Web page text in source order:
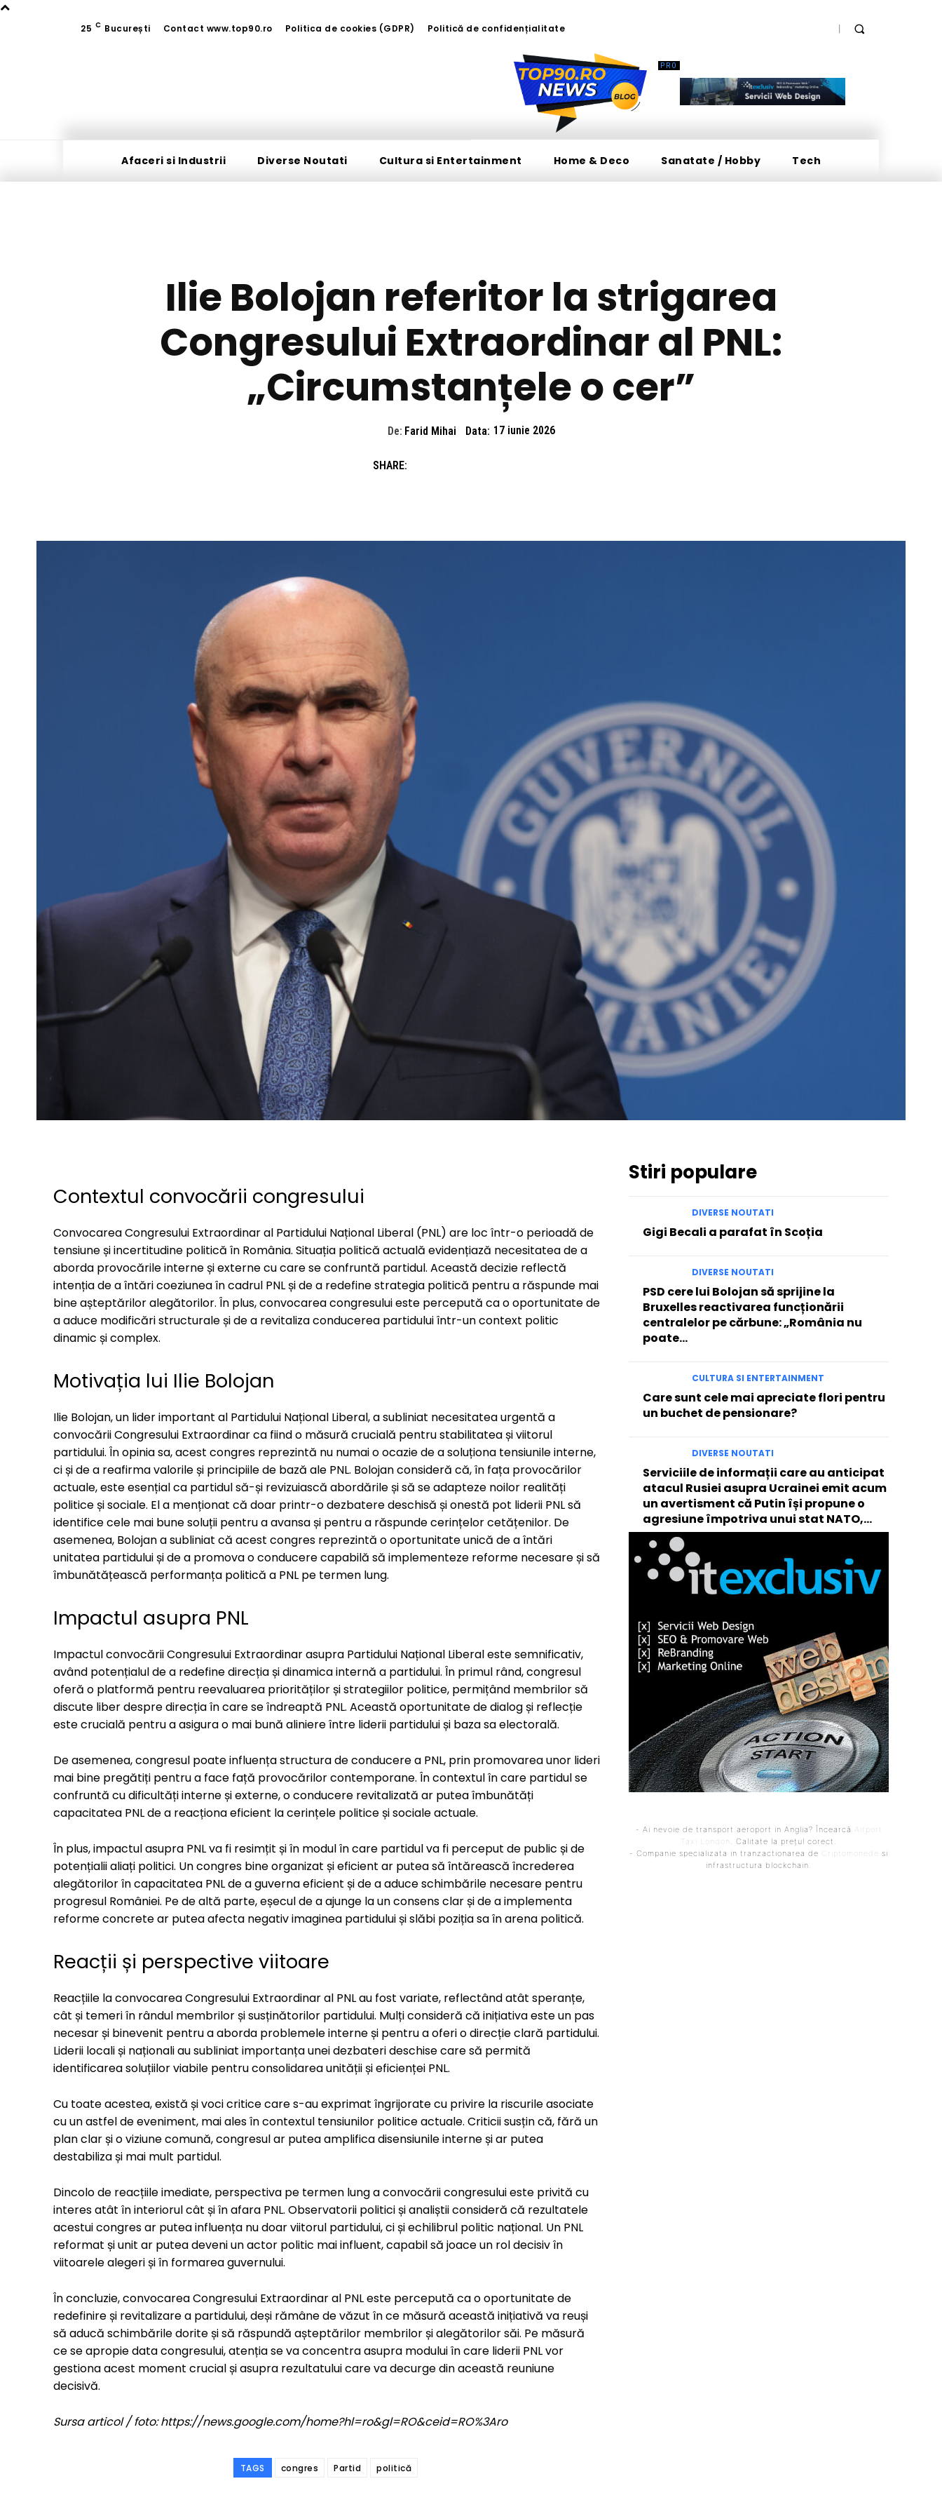
25 C București Contact www.top90.ro Politica de cookies (GDPR) Politică de confidențialitate
Afaceri si Industrii Diverse Noutati Cultura si Entertainment Home & Deco Sanatate / Hobby Tech
Ilie Bolojan referitor la strigarea
Congresului Extraordinar al PNL:
„Circumstanțele o cer”
De: Farid Mihai Data: 17 iunie 2026
SHARE:
Contextul convocării congresului
Convocarea Congresului Extraordinar al Partidului Național Liberal (PNL) are loc într-o perioadă de
tensiune și incertitudine politică în România. Situația politică actuală evidențiază necesitatea de a
aborda provocările interne și externe cu care se confruntă partidul. Această decizie reflectă
intenția de a întări coeziunea în cadrul PNL și de a redefine strategia politică pentru a răspunde mai
bine așteptărilor alegătorilor. În plus, convocarea congresului este percepută ca o oportunitate de
a aduce modificări structurale și de a revitaliza conducerea partidului într-un context politic
dinamic și complex.
Motivația lui Ilie Bolojan
Ilie Bolojan, un lider important al Partidului Național Liberal, a subliniat necesitatea urgentă a
convocării Congresului Extraordinar ca fiind o măsură crucială pentru stabilitatea și viitorul
partidului. În opinia sa, acest congres reprezintă nu numai o ocazie de a soluționa tensiunile interne,
ci și de a reafirma valorile și principiile de bază ale PNL. Bolojan consideră că, în fața provocărilor
actuale, este esențial ca partidul să-și revizuiască abordările și să se adapteze noilor realități
politice și sociale. El a menționat că doar printr-o dezbatere deschisă și onestă pot liderii PNL să
identifice cele mai bune soluții pentru a avansa și pentru a răspunde cerințelor cetățenilor. De
asemenea, Bolojan a subliniat că acest congres reprezintă o oportunitate unică de a întări
unitatea partidului și de a promova o conducere capabilă să implementeze reforme necesare și să
îmbunătățească performanța politică a PNL pe termen lung.
Impactul asupra PNL
Impactul convocării Congresului Extraordinar asupra Partidului Național Liberal este semnificativ,
având potențialul de a redefine direcția și dinamica internă a partidului. În primul rând, congresul
oferă o platformă pentru reevaluarea priorităților și strategiilor politice, permițând membrilor să
discute liber despre direcția în care se îndreaptă PNL. Această oportunitate de dialog și reflecție
este crucială pentru a asigura o mai bună aliniere între liderii partidului și baza sa electorală.
De asemenea, congresul poate influența structura de conducere a PNL, prin promovarea unor lideri
mai bine pregătiți pentru a face față provocărilor contemporane. În contextul în care partidul se
confruntă cu dificultăți interne și externe, o conducere revitalizată ar putea îmbunătăți
capacitatea PNL de a reacționa eficient la cerințele politice și sociale actuale.
În plus, impactul asupra PNL va fi resimțit și în modul în care partidul va fi perceput de public și de
potențialii aliați politici. Un congres bine organizat și eficient ar putea să întărească încrederea
alegătorilor în capacitatea PNL de a guverna eficient și de a aduce schimbările necesare pentru
progresul României. Pe de altă parte, eșecul de a ajunge la un consens clar și de a implementa
reforme concrete ar putea afecta negativ imaginea partidului și slăbi poziția sa în arena politică.
Reacții și perspective viitoare
Reacțiile la convocarea Congresului Extraordinar al PNL au fost variate, reflectând atât speranțe,
cât și temeri în rândul membrilor și susținătorilor partidului. Mulți consideră că inițiativa este un pas
necesar și binevenit pentru a aborda problemele interne și pentru a oferi o direcție clară partidului.
Liderii locali și naționali au subliniat importanța unei dezbateri deschise care să permită
identificarea soluțiilor viabile pentru consolidarea unității și eficienței PNL.
Cu toate acestea, există și voci critice care s-au exprimat îngrijorate cu privire la riscurile asociate
cu un astfel de eveniment, mai ales în contextul tensiunilor politice actuale. Criticii susțin că, fără un
plan clar și o viziune comună, congresul ar putea amplifica disensiunile interne și ar putea
destabiliza și mai mult partidul.
Dincolo de reacțiile imediate, perspectiva pe termen lung a convocării congresului este privită cu
interes atât în interiorul cât și în afara PNL. Observatorii politici și analiștii consideră că rezultatele
acestui congres ar putea influența nu doar viitorul partidului, ci și echilibrul politic național. Un PNL
reformat și unit ar putea deveni un actor politic mai influent, capabil să joace un rol decisiv în
viitoarele alegeri și în formarea guvernului.
În concluzie, convocarea Congresului Extraordinar al PNL este percepută ca o oportunitate de
redefinire și revitalizare a partidului, deși rămâne de văzut în ce măsură această inițiativă va reuși
să aducă schimbările dorite și să răspundă așteptărilor membrilor și alegătorilor săi. Pe măsură
ce se apropie data congresului, atenția se va concentra asupra modului în care liderii PNL vor
gestiona acest moment crucial și asupra rezultatului care va decurge din această reuniune
decisivă.
Sursa articol / foto: https://news.google.com/home?hl=ro&gl=RO&ceid=RO%3Aro
TAGS congres Partid politică
Stiri populare
DIVERSE NOUTATI
Gigi Becali a parafat în Scoția
DIVERSE NOUTATI
PSD cere lui Bolojan să sprijine la
Bruxelles reactivarea funcționării
centralelor pe cărbune: „România nu
poate…
CULTURA SI ENTERTAINMENT
Care sunt cele mai apreciate flori pentru
un buchet de pensionare?
DIVERSE NOUTATI
Serviciile de informații care au anticipat
atacul Rusiei asupra Ucrainei emit acum
un avertisment că Putin își propune o
agresiune împotriva unui stat NATO,...
- Ai nevoie de transport aeroport in Anglia? Încearcă Airport
Taxi London . Calitate la prețul corect.
- Companie specializata in tranzactionarea de
Criptomonede
si
infrastructura blockchain.